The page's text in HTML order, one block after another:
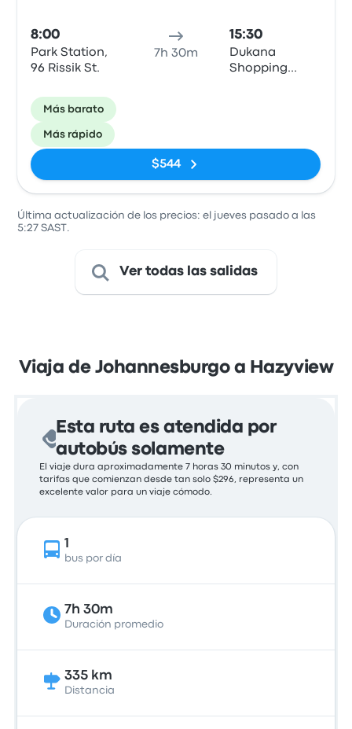
8:00
Park Station,
96 Rissik St.
7h 30m
15:30
Dukana
Shopping
Más barato
Más rápido
$544
Última actualización de los precios: el jueves pasado a las
5:27 SAST.
Ver todas las salidas
Viaja de Johannesburgo a Hazyview
Esta ruta es atendida por
autobús solamente
El viaje dura aproximadamente 7 horas 30 minutos y, con
tarifas que comienzan desde tan solo $296, representa un
excelente valor para un viaje cómodo.
1
bus por día
7h 30m
Duración promedio
335 km
Distancia